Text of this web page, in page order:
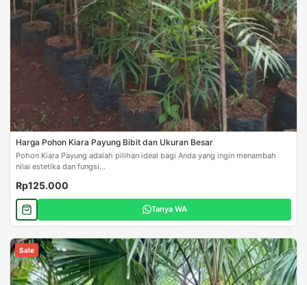
Harga Pohon Kiara Payung Bibit dan Ukuran Besar
Pohon Kiara Payung adalah pilihan ideal bagi Anda yang ingin menambah
nilai estetika dan fungsi...
Rp125.000
Tanya WA
Sale